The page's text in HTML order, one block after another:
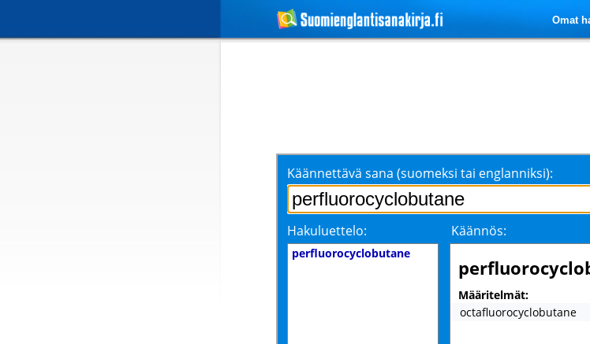
Omat
Käännettävä sana (suomeksi tai englanniksi):
Hakuluettelo: Käännös:
perfluorocyclobutane
Määritelmät:
octafluorocyclobutane